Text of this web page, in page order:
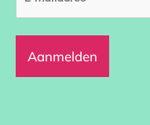
mailadres